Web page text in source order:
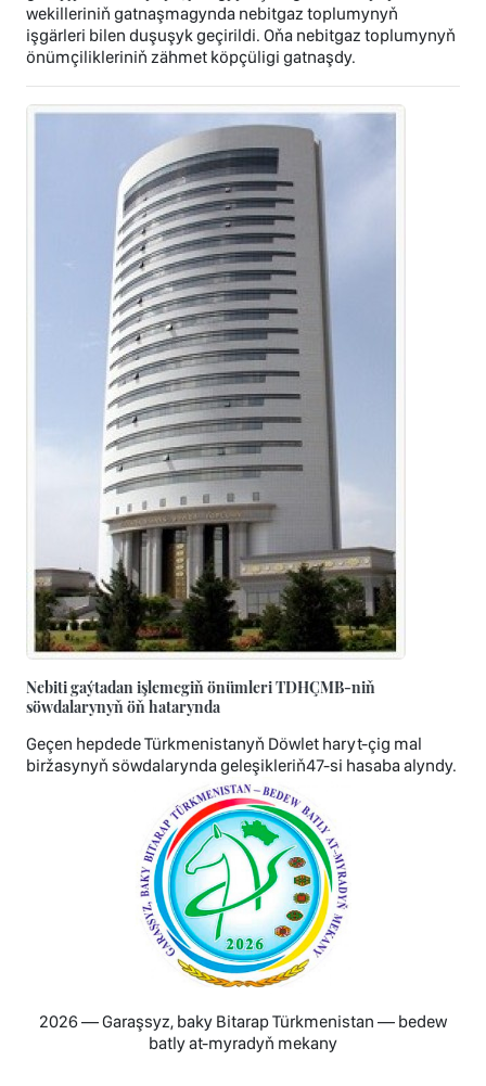
wekilleriniň gatnaşmagynda nebitgaz toplumynyň
işgärleri bilen duşuşyk geçirildi. Oňa nebitgaz toplumynyň
önümçilikleriniň zähmet köpçüligi gatnaşdy.
Nebiti gaýtadan işlemegiň önümleri TDHÇMB-niň
söwdalarynyň öň hatarynda
Geçen hepdede Türkmenistanyň Döwlet haryt-çig mal
biržasynyň söwdalarynda geleşikleriň47-si hasaba alyndy.
2026 — Garaşsyz, baky Bitarap Türkmenistan — bedew
batly at-myradyň mekany